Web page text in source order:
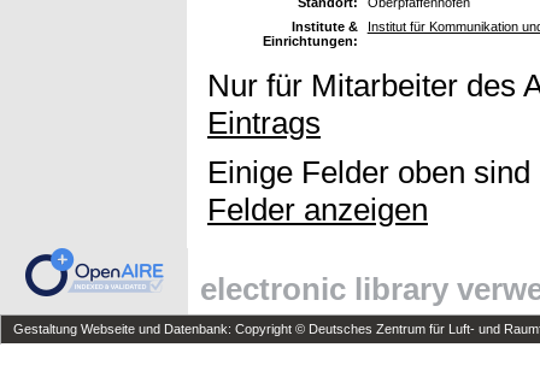
Institute &
Einrichtungen:
Institut für Kommunikation
Nur für Mitarbeiter des
Eintrags
Einige Felder oben
Felder anzeigen
electronic library
Gestaltung Webseite und Datenbank: Copyright © Deutsches Zentrum für Luft- und